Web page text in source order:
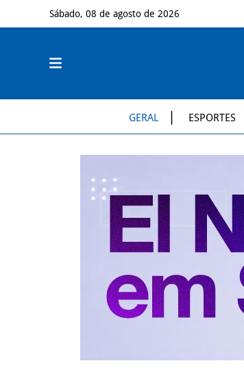
Sábado, 08 de agosto de 2026
GERAL ESPORTES